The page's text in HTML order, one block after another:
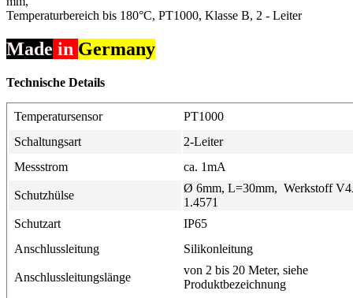
Temperaturbereich bis 180°C, PT1000, Klasse B, 2 - Leiter
Made in Germany
Technische Details
Temperatursensor
PT1000
Schaltungsart
2-Leiter
Messstrom
ca. 1mA
Schutzhülse
Ø 6mm, L=30mm, Werkstoff
1.4571
Schutzart
IP65
Anschlussleitung
Silikonleitung
Anschlussleitungslänge
von 2 bis 20 Meter, siehe
Produktbezeichnung